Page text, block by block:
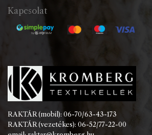
Kapcsolat
RAKTÁR (mobil): 06-70/63-43-173
RAKTÁR (vezetékes): 06-52/77-22-00